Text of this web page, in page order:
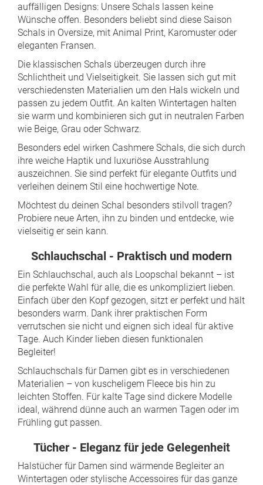
auffälligen Designs: Unsere Schals lassen keine
Wünsche offen. Besonders beliebt sind diese Saison
Schals in Oversize, mit Animal Print, Karomuster oder
eleganten Fransen.
Die klassischen Schals überzeugen durch ihre
Schlichtheit und Vielseitigkeit. Sie lassen sich gut mit
verschiedensten Materialien um den Hals wickeln und
passen zu jedem Outfit. An kalten Wintertagen halten
sie warm und kombinieren sich gut in neutralen Farben
wie Beige, Grau oder Schwarz.
Besonders edel wirken Cashmere Schals, die sich durch
ihre weiche Haptik und luxuriöse Ausstrahlung
auszeichnen. Sie sind perfekt für elegante Outfits und
verleihen deinem Stil eine hochwertige Note.
Möchtest du deinen Schal besonders stilvoll tragen?
Probiere neue Arten, ihn zu binden und entdecke, wie
vielseitig er sein kann.
Schlauchschal - Praktisch und modern
Ein Schlauchschal, auch als Loopschal bekannt – ist
die perfekte Wahl für alle, die es unkompliziert lieben.
Einfach über den Kopf gezogen, sitzt er perfekt und hält
besonders warm. Dank ihrer praktischen Form
verrutschen sie nicht und eignen sich ideal für aktive
Tage. Auch Kinder lieben diesen funktionalen
Begleiter!
Schlauchschals für Damen gibt es in verschiedenen
Materialien – von kuscheligem Fleece bis hin zu
leichten Stoffen. Für kalte Tage sind dickere Modelle
ideal, während dünne auch an warmen Tagen oder im
Frühling gut passen.
Tücher - Eleganz für jede Gelegenheit
Halstücher für Damen sind wärmende Begleiter an
Wintertagen oder stylische Accessoires für das ganze